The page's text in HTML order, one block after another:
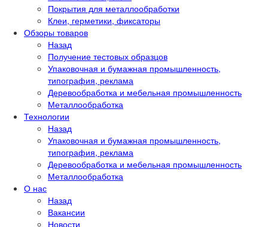
Покрытия для металлообработки
Клеи, герметики, фиксаторы
Обзоры товаров
Назад
Получение тестовых образцов
Упаковочная и бумажная промышленность,
типография, реклама
Деревообработка и мебельная промышленность
Металлообработка
Технологии
Назад
Упаковочная и бумажная промышленность,
типография, реклама
Деревообработка и мебельная промышленность
Металлообработка
О нас
Назад
Вакансии
Новости